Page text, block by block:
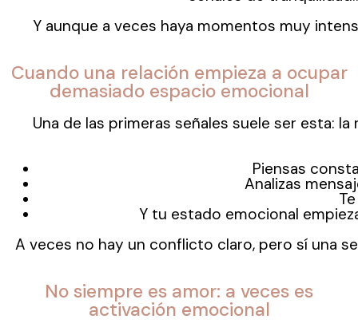
Y aunque a veces haya momentos muy
Cuando una relación empieza a ocupar
demasiado espacio emocional
Una de las primeras señales suele ser esta:
Piensas
Analizas
Y tu estado emocional
A veces no hay un conflicto claro, pero sí una
No siempre es amor: a veces es
activación emocional